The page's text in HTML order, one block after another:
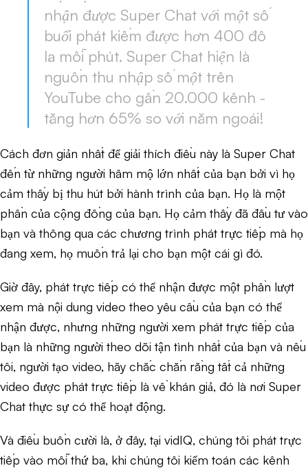
nhận được Super Chat với một số
buổi phát kiếm được hơn 400 đô
la mỗi phút. Super Chat hiện là
nguồn thu nhập số một trên
YouTube cho gần 20.000 kênh -
tăng hơn 65% so với năm ngoái!
Cách đơn giản nhất để giải thích điều này là Super Chat
đến từ những người hâm mộ lớn nhất của bạn bởi vì họ
cảm thấy bị thu hút bởi hành trình của bạn. Họ là một
phần của cộng đồng của bạn. Họ cảm thấy đã đầu tư vào
bạn và thông qua các chương trình phát trực tiếp mà họ
đang xem, họ muốn trả lại cho bạn một cái gì đó.
Giờ đây, phát trực tiếp có thể nhận được một phần lượt
xem mà nội dung video theo yêu cầu của bạn có thể
nhận được, nhưng những người xem phát trực tiếp của
bạn là những người theo dõi tận tình nhất của bạn và nếu
tôi, người tạo video, hãy chắc chắn rằng tất cả những
video được phát trực tiếp là về khán giả, đó là nơi Super
Chat thực sự có thể hoạt động.
Và điều buồn cười là, ở đây, tại vidIQ, chúng tôi phát trực
tiếp vào mỗi thứ ba, khi chúng tôi kiểm toán các kênh